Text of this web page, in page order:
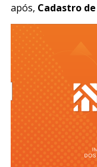
após, Cadastro